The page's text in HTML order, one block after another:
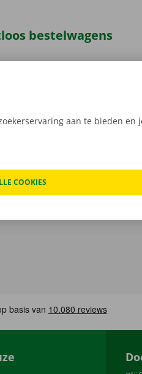
bestelwagens
Je bent zo op weg: kies
af en je bent klaar om te
Apple
aan te bieden en
COOKIES